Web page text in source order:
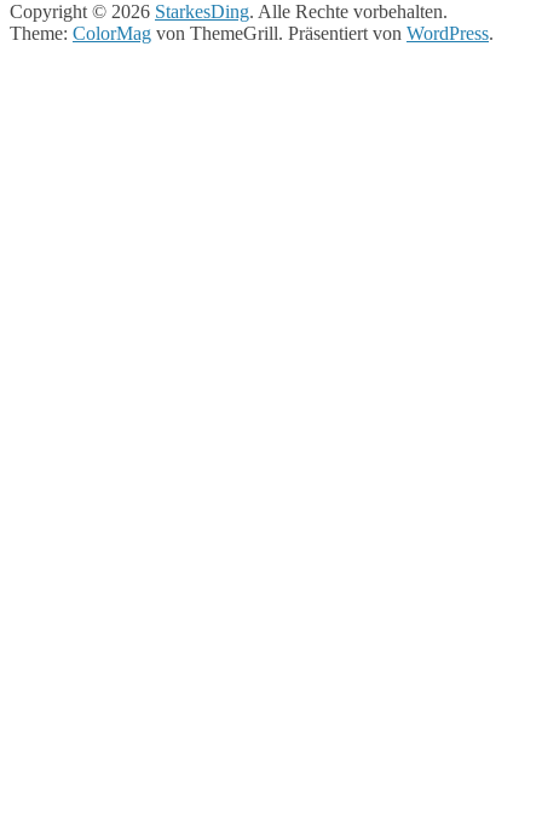
Copyright © 2026 StarkesDing. Alle Rechte vorbehalten.
Theme: ColorMag von ThemeGrill. Präsentiert von WordPress.